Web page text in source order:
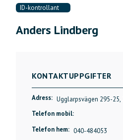
ID-kontrollant
Anders Lindberg
KONTAKTUPPGIFTER
Adress: Ugglarpsvägen 295-25,
Telefon mobil:
Telefon hem: 040-484053